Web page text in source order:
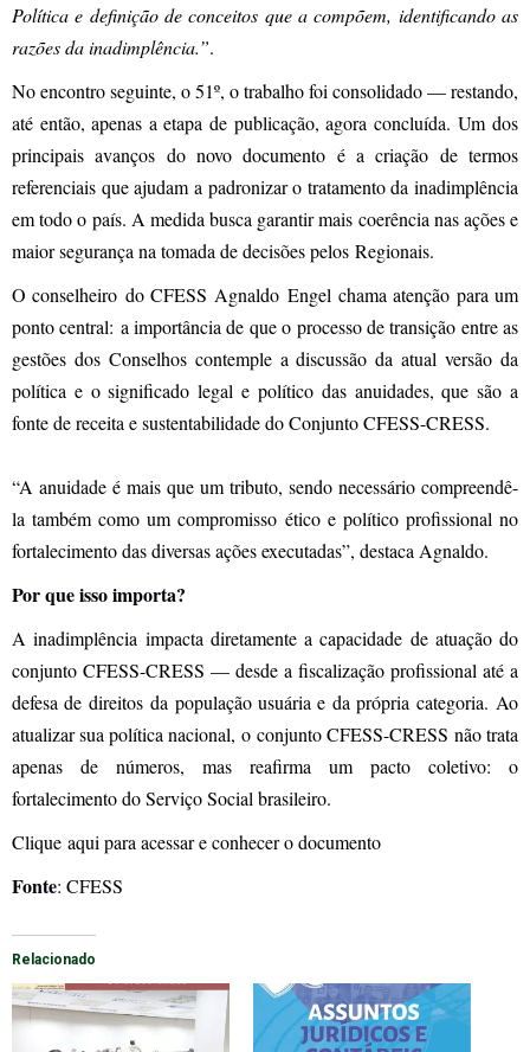
Política e definição de conceitos que a compõem, identificando as
razões da inadimplência.”.
No encontro seguinte, o 51º, o trabalho foi consolidado — restando,
até então, apenas a etapa de publicação, agora concluída. Um dos
principais avanços do novo documento é a criação de termos
referenciais que ajudam a padronizar o tratamento da inadimplência
em todo o país. A medida busca garantir mais coerência nas ações e
maior segurança na tomada de decisões pelos Regionais.
O conselheiro do CFESS Agnaldo Engel chama atenção para um
ponto central: a importância de que o processo de transição entre as
gestões dos Conselhos contemple a discussão da atual versão da
política e o significado legal e político das anuidades, que são a
fonte de receita e sustentabilidade do Conjunto CFESS-CRESS.
“A anuidade é mais que um tributo, sendo necessário compreendê-
la também como um compromisso ético e político profissional no
fortalecimento das diversas ações executadas”, destaca Agnaldo.
Por que isso importa?
A inadimplência impacta diretamente a capacidade de atuação do
conjunto CFESS-CRESS — desde a fiscalização profissional até a
defesa de direitos da população usuária e da própria categoria. Ao
atualizar sua política nacional, o conjunto CFESS-CRESS não trata
apenas de números, mas reafirma um pacto coletivo: o
fortalecimento do Serviço Social brasileiro.
Clique aqui para acessar e conhecer o documento
Fonte: CFESS
Relacionado